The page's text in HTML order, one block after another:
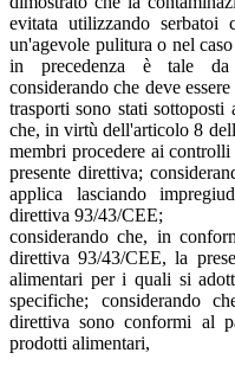
evitata utilizzando serbatoi
un'agevole pulitura o nel
in precedenza è tale da
considerando che deve
trasporti sono stati sottoposti
che, in virtù dell'articolo 8
membri procedere ai
presente direttiva;
applica lasciando
direttiva 93/43/CEE;
considerando che, in
direttiva 93/43/CEE, la
alimentari per i quali si
specifiche; considerando
direttiva sono conformi al
prodotti alimentari,